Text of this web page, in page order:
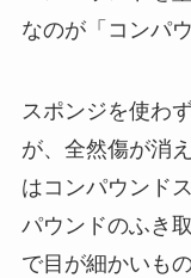
なのが「コンパ
スポンジを使わ
が、全然傷が消
はコンパウンド
パウンドのふき
で目が細かいも